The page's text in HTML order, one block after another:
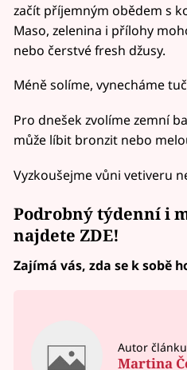
začít příjemným obědem s
Maso, zelenina i přílohy
nebo čerstvé fresh džusy.
Méně solíme, vynecháme
Pro dnešek zvolíme zemní
může líbit bronzit nebo
Vyzkoušejme vůni vetiveru
Podrobný týdenní i
najdete ZDE!
Zajímá vás, zda se k sobě
Autor článku
Martina